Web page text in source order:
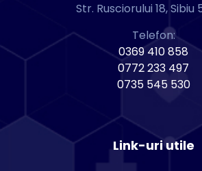
Str. Rusciorului 18, Sibiu
Telefon:
0369 410 858
0772 233 497
0735 545 530
Link-uri utile